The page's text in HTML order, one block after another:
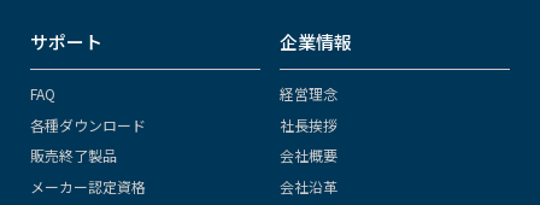
サポート
FAQ
各種ダウンロード
販売終了製品
メーカー認定資格
企業情報
経営理念
社長挨拶
会社概要
会社沿革